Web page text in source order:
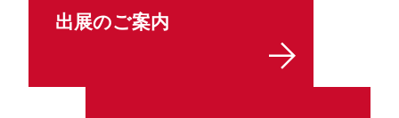
出展のご案内